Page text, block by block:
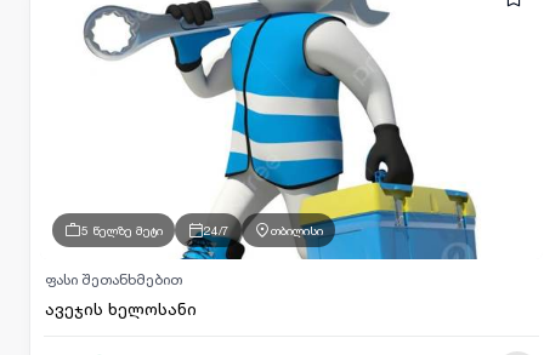
5 წელზე მეტი 24/7 თბილისი
ავეჯის ხელოსანი
ფასი შეთანხმებით